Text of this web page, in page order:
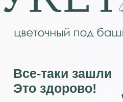
Все-таки зашли
Это здорово!